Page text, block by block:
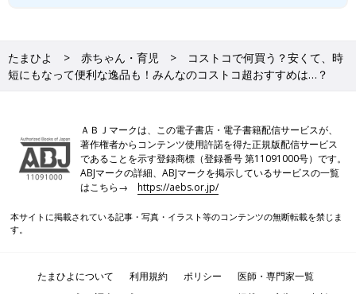
PROFILE）
用術を紹介するブログやInstagramが人気。テレビ出演・雑誌掲
載等多数。商品の魅力や、大容量でも賢く保存・アレンジ調理
で、飽きずに使い切るコツなどを詳しく紹介していきます！
コストコでGETした商品の感想・活用術を詳しく紹介するブロ
※文中のコメントは「たまひよ」アプリユーザーから集めた体験
※記事の内容は2026年2月の情報であり、現在と異なる場合があ
たまひよ 赤ちゃん・育児
コストコで何買う？安くて、時
短にもなって便利な逸品も！みんなのコストコ超おすすめは…？
ＡＢＪマークは、この電子書店・電子書籍配信サービスが、
著作権者からコンテンツ使用許諾を得た正規版配信サービス
であることを示す登録商標（登録番号 第11091000号）です。
ABJマークの詳細、ABJマークを掲示しているサービスの一覧
はこちら→https://aebs.or.jp/
本サイトに掲載されている記事・写真・イラスト等のコンテンツの無断転載を禁じま
す。
たまひよについて 利用規約 ポリシー
医師・専門家一覧